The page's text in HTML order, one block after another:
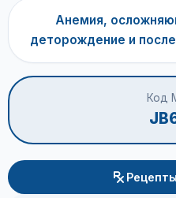
Анемия,
деторождение и
Код